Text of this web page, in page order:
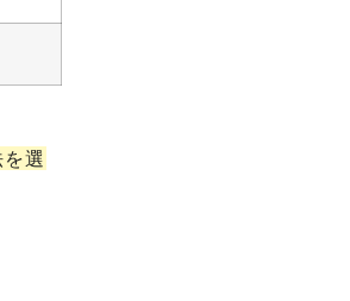
選